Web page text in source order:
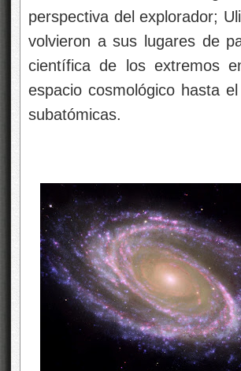
perspectiva del explorador;
volvieron a sus lugares de
científica de los extremos
espacio cosmológico hasta
subatómicas.